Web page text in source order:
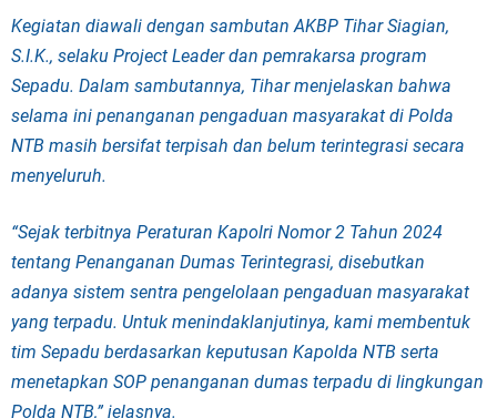
Kegiatan diawali dengan sambutan AKBP Tihar Siagian,
S.I.K., selaku Project Leader dan pemrakarsa program
Sepadu. Dalam sambutannya, Tihar menjelaskan bahwa
selama ini penanganan pengaduan masyarakat di Polda
NTB masih bersifat terpisah dan belum terintegrasi secara
menyeluruh.
“Sejak terbitnya Peraturan Kapolri Nomor 2 Tahun 2024
tentang Penanganan Dumas Terintegrasi, disebutkan
adanya sistem sentra pengelolaan pengaduan masyarakat
yang terpadu. Untuk menindaklanjutinya, kami membentuk
tim Sepadu berdasarkan keputusan Kapolda NTB serta
menetapkan SOP penanganan dumas terpadu di lingkungan
Polda NTB,” jelasnya.